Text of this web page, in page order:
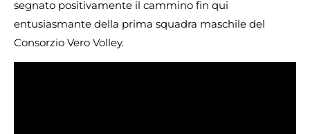
segnato positivamente il cammino fin qui
entusiasmante della prima squadra maschile del
Consorzio Vero Volley.